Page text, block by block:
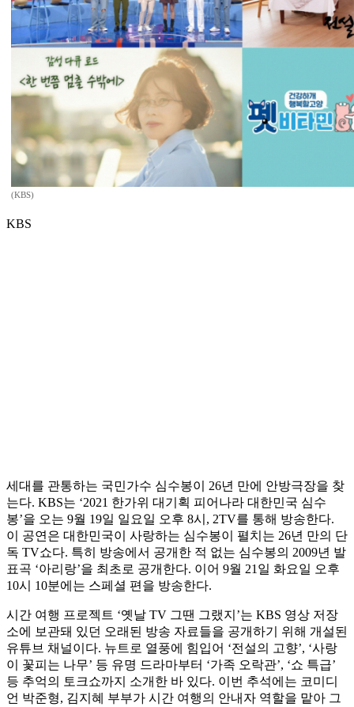
(KBS)
KBS
세대를 관통하는 국민가수 심수봉이 26년 만에 안방극장을 찾
는다. KBS는 ‘2021 한가위 대기획 피어나라 대한민국 심수
봉’을 오는 9월 19일 일요일 오후 8시, 2TV를 통해 방송한다.
이 공연은 대한민국이 사랑하는 심수봉이 펼치는 26년 만의 단
독 TV쇼다. 특히 방송에서 공개한 적 없는 심수봉의 2009년 발
표곡 ‘아리랑’을 최초로 공개한다. 이어 9월 21일 화요일 오후
10시 10분에는 스페셜 편을 방송한다.
시간 여행 프로젝트 ‘옛날 TV 그땐 그랬지’는 KBS 영상 저장
소에 보관돼 있던 오래된 방송 자료들을 공개하기 위해 개설된
유튜브 채널이다. 뉴트로 열풍에 힘입어 ‘전설의 고향’, ‘사랑
이 꽃피는 나무’ 등 유명 드라마부터 ‘가족 오락관’, ‘쇼 특급’
등 추억의 토크쇼까지 소개한 바 있다. 이번 추석에는 코미디
언 박준형, 김지혜 부부가 시간 여행의 안내자 역할을 맡아 그